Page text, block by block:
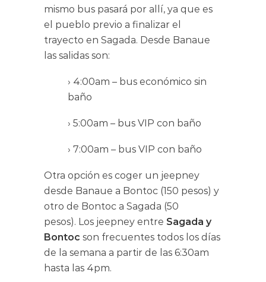
mismo bus pasará por allí, ya que es
el pueblo previo a finalizar el
trayecto en Sagada. Desde Banaue
las salidas son:
› 4:00am – bus económico sin
baño
› 5:00am – bus VIP con baño
› 7:00am – bus VIP con baño
Otra opción es coger un jeepney
desde Banaue a Bontoc (150 pesos) y
otro de Bontoc a Sagada (50
pesos). Los jeepney entre Sagada y
Bontoc son frecuentes todos los días
de la semana a partir de las 6:30am
hasta las 4pm.